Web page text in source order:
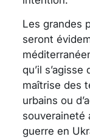
Les grandes
seront
qu’il
maîtrise des
urbains ou
souveraineté
guerre en